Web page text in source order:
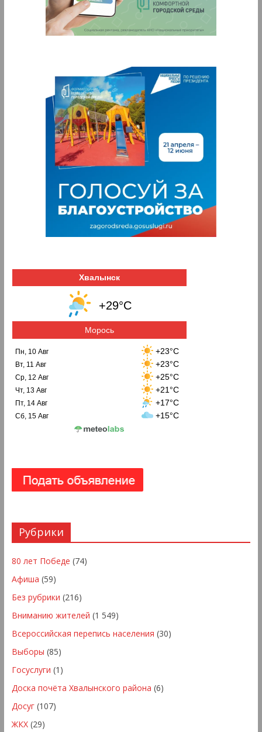
Хвалынск
+29°C
Морось
Пн, 10 Авг +23°C
Вт, 11 Авг +23°C
Ср, 12 Авг +25°C
Чт, 13 Авг +21°C
Пт, 14 Авг +17°C
Сб, 15 Авг +15°C
Рубрики
80 лет Победе (74)
Афиша (59)
Без рубрики (216)
Вниманию жителей (1 549)
Всероссийская перепись населения (30)
Выборы (85)
Госуслуги (1)
Доска почёта Хвалынского района (6)
Досуг(107)
ЖКХ(29)